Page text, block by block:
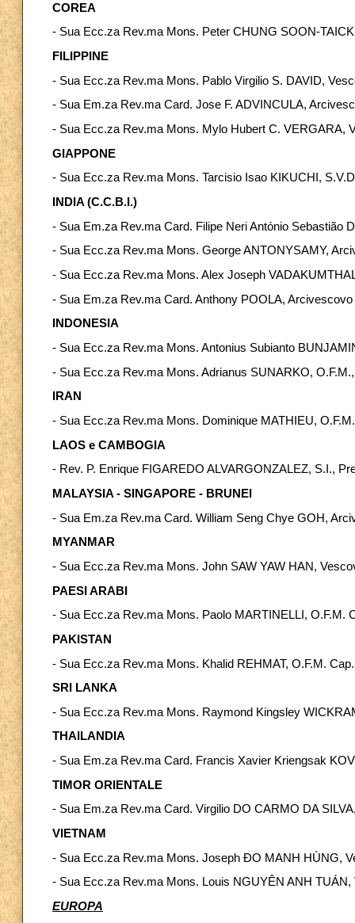
COREA
- Sua Ecc.za Rev.ma Mons. Peter CHUNG SOON-
FILIPPINE
- Sua Ecc.za Rev.ma Mons. Pablo Virgilio S. DAVID,
- Sua Em.za Rev.ma Card. Jose F. ADVINCULA,
- Sua Ecc.za Rev.ma Mons. Mylo Hubert C. VERGARA,
GIAPPONE
- Sua Ecc.za Rev.ma Mons. Tarcisio Isao KIKUCHI,
INDIA (C.C.B.I.)
- Sua Em.za Rev.ma Card. Filipe Neri António
- Sua Ecc.za Rev.ma Mons. George ANTONYSAMY,
- Sua Ecc.za Rev.ma Mons. Alex Joseph
- Sua Em.za Rev.ma Card. Anthony POOLA,
INDONESIA
- Sua Ecc.za Rev.ma Mons. Antonius Subianto
- Sua Ecc.za Rev.ma Mons. Adrianus SUNARKO,
IRAN
- Sua Ecc.za Rev.ma Mons. Dominique MATHIEU,
LAOS e CAMBOGIA
- Rev. P. Enrique FIGAREDO ALVARGONZALEZ, S.I.,
MALAYSIA - SINGAPORE - BRUNEI
- Sua Em.za Rev.ma Card. William Seng Chye GOH,
MYANMAR
- Sua Ecc.za Rev.ma Mons. John SAW YAW HAN,
PAESI ARABI
- Sua Ecc.za Rev.ma Mons. Paolo MARTINELLI, O.F.M.
PAKISTAN
- Sua Ecc.za Rev.ma Mons. Khalid REHMAT, O.F.M.
SRI LANKA
- Sua Ecc.za Rev.ma Mons. Raymond Kingsley
THAILANDIA
- Sua Em.za Rev.ma Card. Francis Xavier Kriengsak
TIMOR ORIENTALE
- Sua Em.za Rev.ma Card. Virgilio DO CARMO DA
VIETNAM
- Sua Ecc.za Rev.ma Mons. Joseph ĐO MANH HÙNG,
- Sua Ecc.za Rev.ma Mons. Louis NGUYÊN ANH TUÁN,
EUROPA